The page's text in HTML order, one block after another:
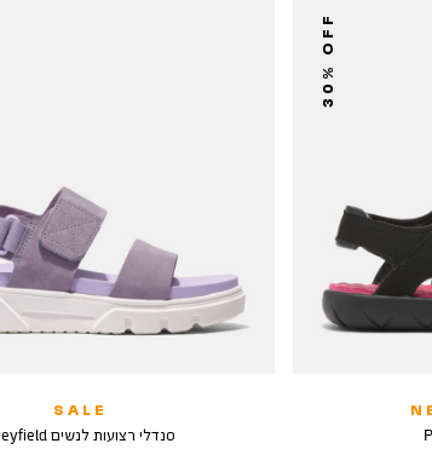
30% OFF
SALE
סנדלי רצועות לנשים Greyfield